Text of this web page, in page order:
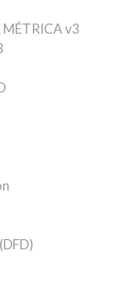
MÉTRICA v3